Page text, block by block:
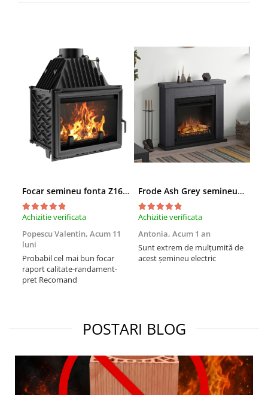
Focar semineu fonta Z160 15kW
Achizitie verificata
Popescu Valentin, Acum 11
luni
Probabil cel mai bun focar
raport calitate-randament-
pret Recomand
Frode Ash Grey semineu electric gri
Achizitie verificata
Antonia, Acum 1 an
Sunt extrem de mulțumită de
acest șemineu electric
POSTARI BLOG